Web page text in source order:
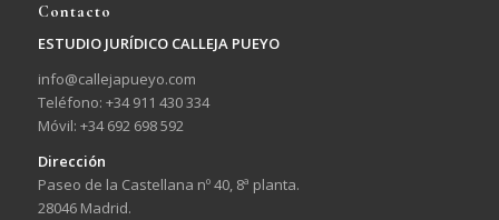
Contacto
ESTUDIO JURÍDICO CALLEJA PUEYO
info@callejapueyo.com
Teléfono: +34 911 430 334
Móvil: +34 692 698 592
Dirección
Paseo de la Castellana nº 40, 8ª planta.
28046 Madrid.